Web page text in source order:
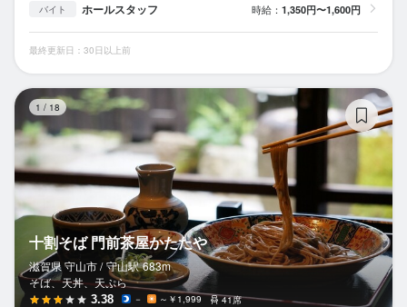
バイト ホールスタッフ 時給： 1,350円〜1,600円
最終更新日：30日以上前
1 / 18
十割そば 門前茶屋かたたや
滋賀県 守山市 / 守山駅 683m
そば、天丼、天ぷら
3.38 － ～￥1,999 41席